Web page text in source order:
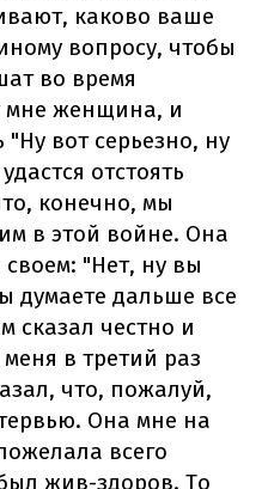
каково ваше
вопросу, чтобы
во время
мне женщина, и
вот серьезно, ну
отстоять
конечно, мы
в этой войне. Она
"Нет, ну вы
думаете дальше все
сказал честно и
в третий раз
что, пожалуй,
Она мне на
всего
жив-здоров. То